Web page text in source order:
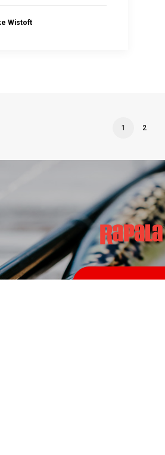
Wistoft
1 2
Rapala